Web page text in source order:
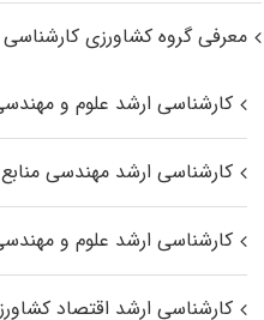
معرفی گروه کشاورزی
کارشناسی ارشد علوم و
کارشناسی ارشد مهندسی
کارشناسی ارشد علوم و
کارشناسی ارشد اقتصاد